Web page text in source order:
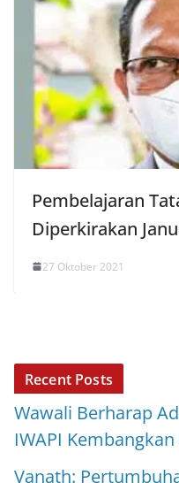
Pembelajaran
Diperkirakan
27 Oktober 2021
Recent Posts
Wawali Berharap
IWAPI
Vanath: